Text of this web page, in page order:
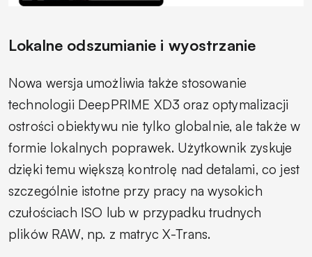
Lokalne odszumianie i wyostrzanie
Nowa wersja umożliwia także stosowanie
technologii DeepPRIME XD3 oraz optymalizacji
ostrości obiektywu nie tylko globalnie, ale także w
formie lokalnych poprawek. Użytkownik zyskuje
dzięki temu większą kontrolę nad detalami, co jest
szczególnie istotne przy pracy na wysokich
czułościach ISO lub w przypadku trudnych
plików RAW, np. z matryc X-Trans.